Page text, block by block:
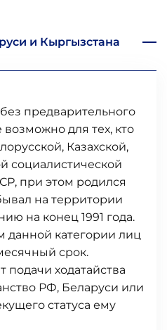
и Кыргызстана
предварительного
для тех, кто
Казахской,
социалистической
при этом родился
на территории
на конец 1991 года.
категории лиц
срок.
подачи ходатайства
РФ, Беларуси или
статуса ему